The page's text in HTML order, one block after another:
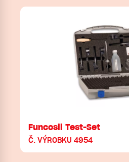
Funcosil Test-Set
Č. VÝROBKU 4954